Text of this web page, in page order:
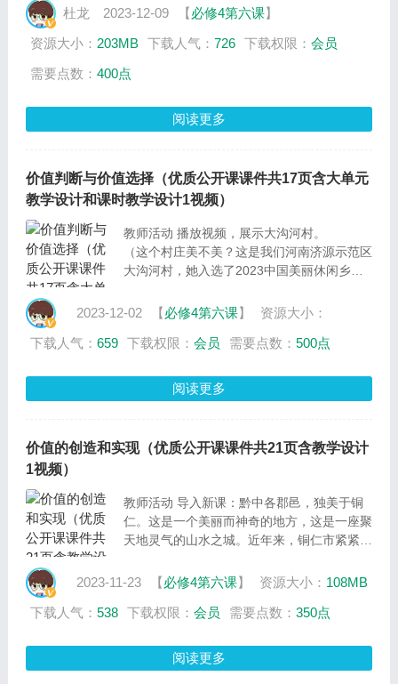
对社会存在具有重要的反作用，对人们的行为
价值观，培育和践行社会主义核心价值观，使
之内化于心，外化于行。
杜龙 2023-12-09 【必修4第六课】
资源大小： 203MB 下载人气： 726 下载权限： 会员
需要点数： 400点
阅读更多
价值判断与价值选择（优质公开课课件共17页含大单元
教学设计和课时教学设计1视频）
教师活动 播放视频，展示大沟河村。
（这个村庄美不美？这是我们河南济源示范区
大沟河村，她入选了2023中国美丽休闲乡
普通小山村。如今，她是一个休闲、静谧的户
特的韵律，奏响了乡村振兴的绿色乐章。这节
幅“有景可看、有活可干、有钱可赚、有梦可
期”的绿色画卷。进入今天的总议题：奏响大
2023-12-02 【必修4第六课】
资源大小：
下载人气： 659 下载权限： 会员 需要点数： 500点
阅读更多
价值的创造和实现（优质公开课课件共21页含教学设计
1视频）
教师活动 导入新课：黔中各郡邑，独美于铜
仁。这是一个美丽而神奇的地方，这是一座聚
天地灵气的山水之城。近年来，铜仁市紧紧围
源，成就了一个世外桃源。天蓝、云淡、山
来，习近平总书记心系铜仁发展、情系铜仁人
作作出重要指示。在习近平新时代中国特色社
会主义思想引领下，铜仁经济社会大踏步前
2023-11-23 【必修4第六课】 资源大小： 108MB
下载人气： 538 下载权限： 会员 需要点数： 350点
阅读更多